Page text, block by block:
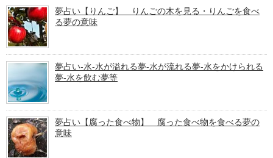
夢占い【りんご】 りんごの木を見る・りんごを食べ
る夢の意味
夢占い-水-水が溢れる夢-水が流れる夢-水をかけられる
夢-水を飲む夢等
夢占い【腐った食べ物】 腐った食べ物を食べる夢の
意味